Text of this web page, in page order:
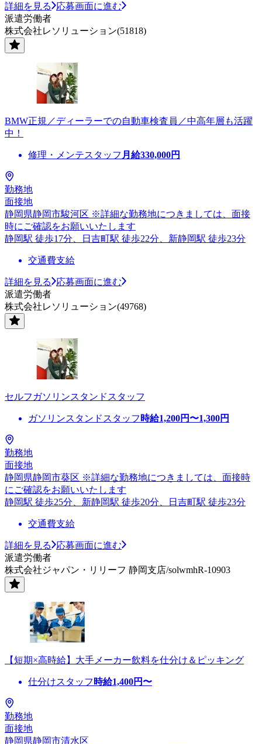
詳細を見る
応募画面に進む
派遣労働者
株式会社レソリューション(51818)
BMW正規／ディーラーでの自動車検査員／中高年層も活躍
中！
修理・メンテスタッフ 月給330,000円
勤務地
面接地
静岡県静岡市駿河区 ※詳細な勤務地につきましては、面接
時にご確認をお願いいたします
静岡駅 徒歩17分、日吉町駅 徒歩22分、新静岡駅 徒歩23分
交通費支給
詳細を見る
応募画面に進む
派遣労働者
株式会社レソリューション(49768)
セルフガソリンスタンドスタッフ
ガソリンスタンドスタッフ 時給1,200円〜1,300円
勤務地
面接地
静岡県静岡市葵区 ※詳細な勤務地につきましては、面接時
にご確認をお願いいたします
静岡駅 徒歩25分、新静岡駅 徒歩20分、日吉町駅 徒歩23分
交通費支給
詳細を見る
応募画面に進む
派遣労働者
株式会社ジャパン・リリーフ 静岡支店/solwmhR-10903
【短期×高時給】大手メーカー飲料を仕分け＆ピッキング
仕分けスタッフ 時給1,400円〜
勤務地
面接地
静岡県静岡市清水区